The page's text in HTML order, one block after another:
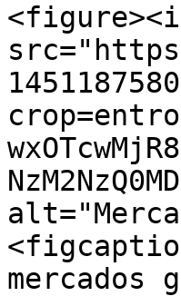
mercados